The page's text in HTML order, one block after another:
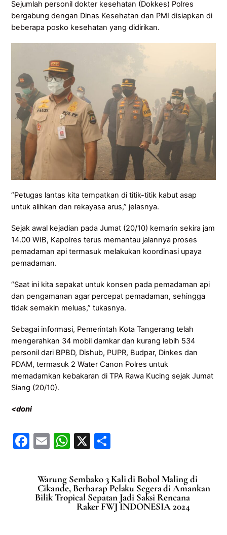
Sejumlah personil dokter kesehatan (Dokkes) Polres
bergabung dengan Dinas Kesehatan dan PMI disiapkan di
beberapa posko kesehatan yang didirikan.
“Petugas lantas kita tempatkan di titik-titik kabut asap
untuk alihkan dan rekayasa arus,” jelasnya.
Sejak awal kejadian pada Jumat (20/10) kemarin sekira jam
14.00 WIB, Kapolres terus memantau jalannya proses
pemadaman api termasuk melakukan koordinasi upaya
pemadaman.
“Saat ini kita sepakat untuk konsen pada pemadaman api
dan pengamanan agar percepat pemadaman, sehingga
tidak semakin meluas,” tukasnya.
Sebagai informasi, Pemerintah Kota Tangerang telah
mengerahkan 34 mobil damkar dan kurang lebih 534
personil dari BPBD, Dishub, PUPR, Budpar, Dinkes dan
PDAM, termasuk 2 Water Canon Polres untuk
memadamkan kebakaran di TPA Rawa Kucing sejak Jumat
Siang (20/10).
<doni
F
c
e
b
E
ai
l
W
at
s
A
X
ar
e
Warung Sembako 3 Kali di Bobol Maling di
Cikande, Berharap Pelaku Segera di Amankan
Bilik Tropical Sepatan Jadi Saksi Rencana
Raker FWJ INDONESIA 2024